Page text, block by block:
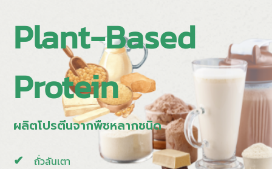
Plant-Based
Protein
ผลิตโปรตีนจากพืชหลากชนิด
ถั่วลันเตา